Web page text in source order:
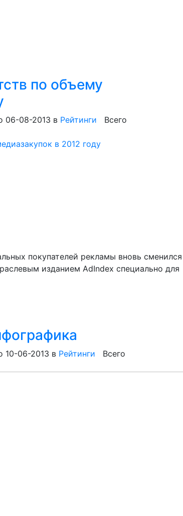
по объему
06-08-2013 в Рейтинги Всего
покупателей рекламы вновь сменился
изданием AdIndex специально для
10-06-2013 в Рейтинги Всего